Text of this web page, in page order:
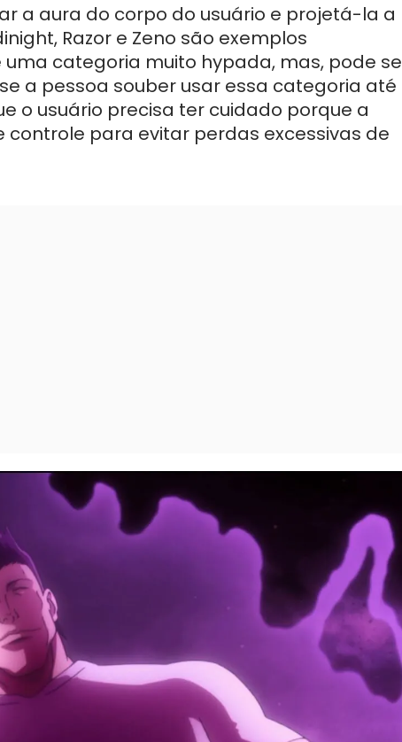
a aura do corpo do usuário e projetá-la a
Razor e Zeno são exemplos
categoria muito hypada, mas, pode se
a pessoa souber usar essa categoria até
o usuário precisa ter cuidado porque a
para evitar perdas excessivas de